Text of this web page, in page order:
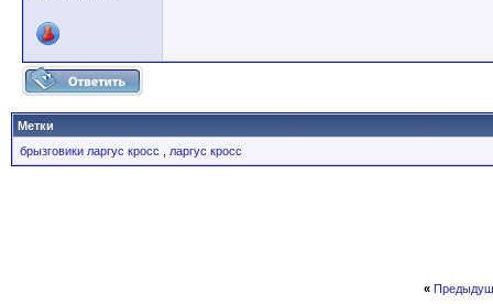
Метки
брызговики ларгус кросс
ларгус кросс
«